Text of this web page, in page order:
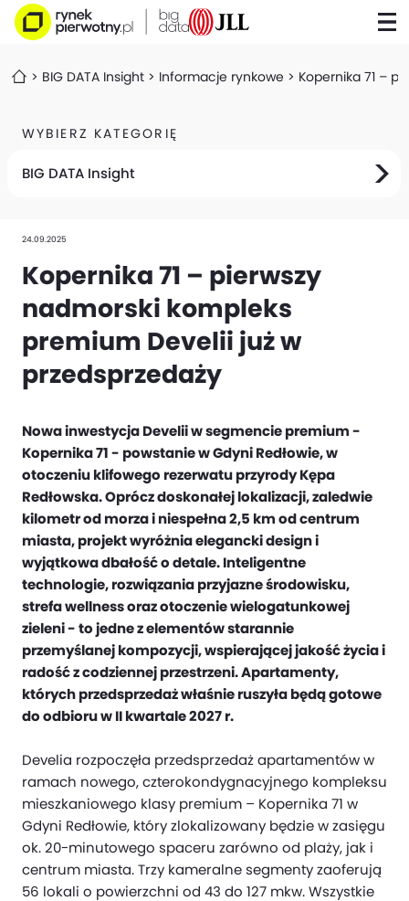
BIG DATA Insight Informacje rynkowe Kopernika 71 –
WYBIERZ KATEGORIĘ
BIG DATA Insight
24.09.2025
Kopernika 71 – pierwszy
nadmorski kompleks
premium Develii już w
przedsprzedaży
Nowa inwestycja Develii w segmencie premium -
Kopernika 71 - powstanie w Gdyni Redłowie, w
otoczeniu klifowego rezerwatu przyrody Kępa
Redłowska. Oprócz doskonałej lokalizacji, zaledwie
kilometr od morza i niespełna 2,5 km od centrum
miasta, projekt wyróżnia elegancki design i
wyjątkowa dbałość o detale. Inteligentne
technologie, rozwiązania przyjazne środowisku,
strefa wellness oraz otoczenie wielogatunkowej
zieleni - to jedne z elementów starannie
przemyślanej kompozycji, wspierającej jakość życia i
radość z codziennej przestrzeni. Apartamenty,
których przedsprzedaż właśnie ruszyła będą gotowe
do odbioru w II kwartale 2027 r.
Develia rozpoczęła przedsprzedaż apartamentów w
ramach nowego, czterokondygnacyjnego kompleksu
mieszkaniowego klasy premium – Kopernika 71 w
Gdyni Redłowie, który zlokalizowany będzie w zasięgu
ok. 20-minutowego spaceru zarówno od plaży, jak i
centrum miasta. Trzy kameralne segmenty zaoferują
56 lokali o powierzchni od 43 do 127 mkw. Wszystkie